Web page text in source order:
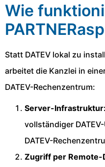
Wie
Statt DATEV lokal zu
arbeitet die Kanzlei in
DATEV-Rechenzentrum:
Server-Infrastruktur:
vollständiger
DATEV-
Zugriff per Remote-